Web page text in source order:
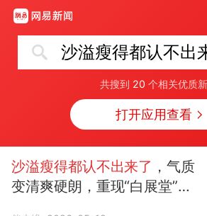
沙溢瘦得都认不出
共搜到 20 个相关优质
打开应用查看
沙溢瘦得都认不出来了 ，气质
变清爽硬朗，重现“白展堂”风